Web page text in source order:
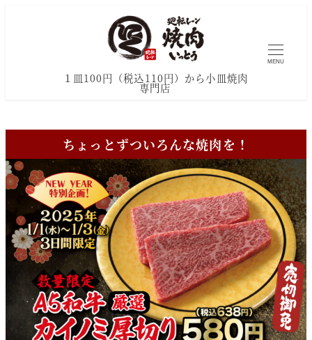
１皿100円（税込110円）から小皿焼肉
専門店
MENU
ちょっとずついろんな焼肉を！